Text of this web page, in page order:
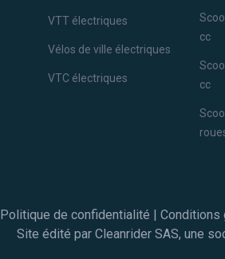
VTT électriques
Vélos de ville électriques
VTC électriques
cc
cc
Politique de confidentialité | Conditions
Site édité par Cleanrider SAS, une